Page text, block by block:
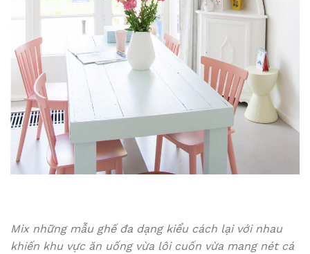
Mix những mẫu ghế đa dạng kiểu cách lại với nhau
khiến khu vực ăn uống vừa lôi cuốn vừa mang nét cá